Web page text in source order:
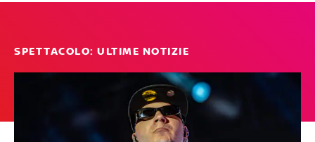
SPETTACOLO: ULTIME NOTIZIE